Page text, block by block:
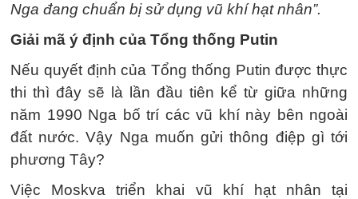
Nga đang chuẩn bị sử dụng vũ khí hạt nhân”.
Giải mã ý định của Tổng thống Putin
Nếu quyết định của Tổng thống Putin được thực
thi thì đây sẽ là lần đầu tiên kể từ giữa những
năm 1990 Nga bố trí các vũ khí này bên ngoài
đất nước. Vậy Nga muốn gửi thông điệp gì tới
phương Tây?
Việc Moskva triển khai vũ khí hạt nhân tại